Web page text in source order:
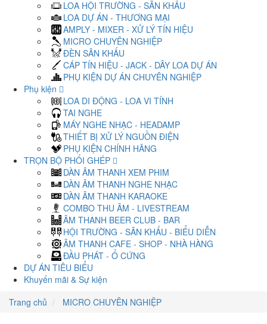
LOA HỘI TRƯỜNG - SÂN KHẤU
LOA DỰ ÁN - THƯƠNG MẠI
AMPLY - MIXER - XỬ LÝ TÍN HIỆU
MICRO CHUYÊN NGHIỆP
ĐÈN SÂN KHẤU
CÁP TÍN HIỆU - JACK - DÂY LOA DỰ ÁN
PHỤ KIỆN DỰ ÁN CHUYÊN NGHIỆP
Phụ kiện
LOA DI ĐỘNG - LOA VI TÍNH
TAI NGHE
MÁY NGHE NHẠC - HEADAMP
THIẾT BỊ XỬ LÝ NGUỒN ĐIỆN
PHỤ KIỆN CHÍNH HÃNG
TRỌN BỘ PHỐI GHÉP
DÀN ÂM THANH XEM PHIM
DÀN ÂM THANH NGHE NHẠC
DÀN ÂM THANH KARAOKE
COMBO THU ÂM - LIVESTREAM
ÂM THANH BEER CLUB - BAR
HỘI TRƯỜNG - SÂN KHẤU - BIỂU DIỄN
ÂM THANH CAFE - SHOP - NHÀ HÀNG
ĐẦU PHÁT - Ổ CỨNG
DỰ ÁN TIÊU BIỂU
Khuyến mãi & Sự kiện
Trang chủ
MICRO CHUYÊN NGHIỆP